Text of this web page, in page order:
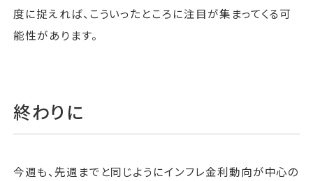
度に捉えれば、こういったところに注目が集まってくる可
能性があります。
終わりに
今週も、先週までと同じようにインフレ金利動向が中心の